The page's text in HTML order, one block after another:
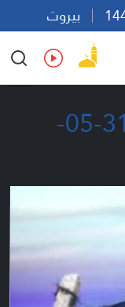
بيروت
Ar En Fr Es
نشرة أخبار 11:30 - 31-05-